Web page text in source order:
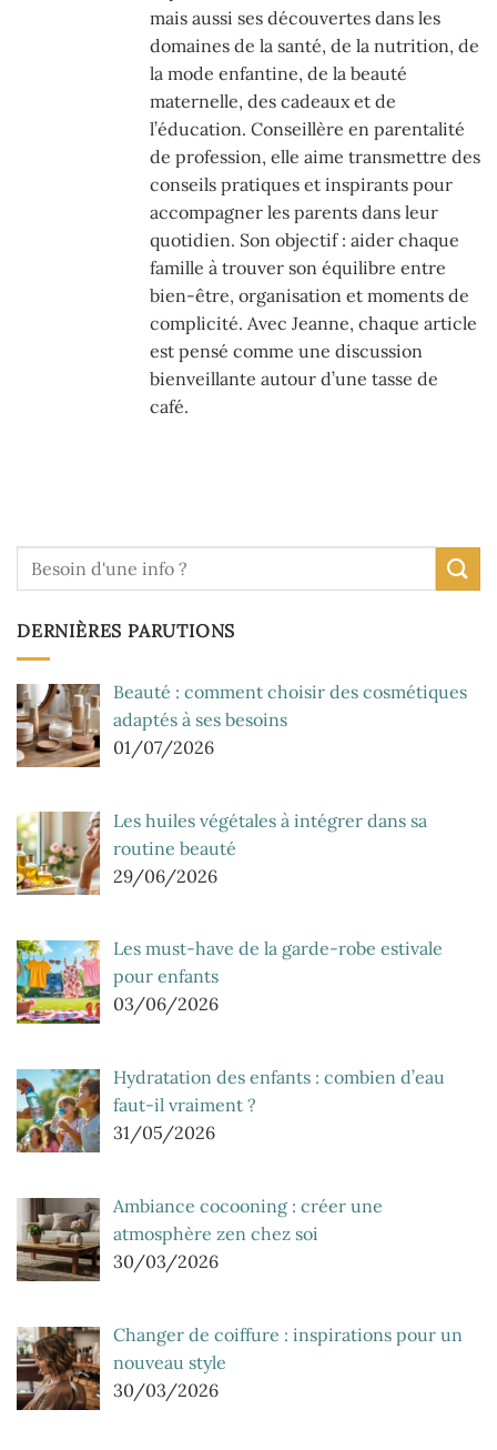
mais aussi ses découvertes dans les
domaines de la santé, de la nutrition, de
la mode enfantine, de la beauté
maternelle, des cadeaux et de
l’éducation. Conseillère en parentalité
de profession, elle aime transmettre des
conseils pratiques et inspirants pour
accompagner les parents dans leur
quotidien. Son objectif : aider chaque
famille à trouver son équilibre entre
bien-être, organisation et moments de
complicité. Avec Jeanne, chaque article
est pensé comme une discussion
bienveillante autour d’une tasse de
café.
DERNIÈRES PARUTIONS
Beauté : comment choisir des cosmétiques
adaptés à ses besoins
01/07/2026
Les huiles végétales à intégrer dans sa
routine beauté
29/06/2026
Les must-have de la garde-robe estivale
pour enfants
03/06/2026
Hydratation des enfants : combien d’eau
faut-il vraiment ?
31/05/2026
Ambiance cocooning : créer une
atmosphère zen chez soi
30/03/2026
Changer de coiffure : inspirations pour un
nouveau style
30/03/2026